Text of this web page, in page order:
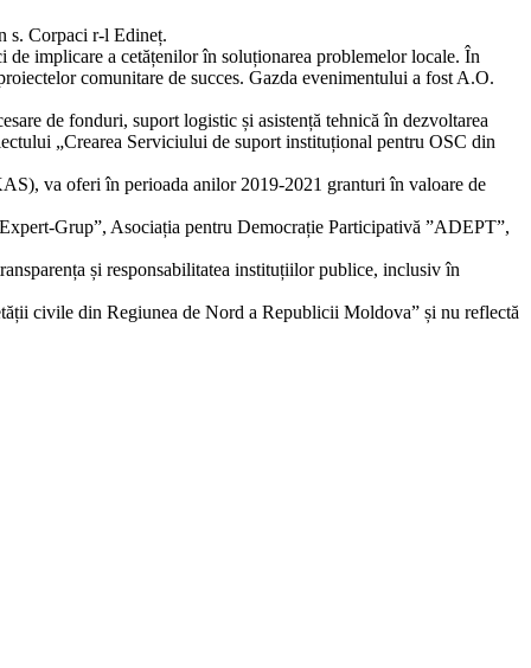
s. Corpaci r-l Edineț.
implicare a cetățenilor în soluționarea problemelor locale. În
comunitare de succes. Gazda evenimentului a fost A.O.
de fonduri, suport logistic și asistență tehnică în dezvoltarea
„Crearea Serviciului de suport instituțional pentru OSC din
va oferi în perioada anilor 2019-2021 granturi în valoare de
Grup”, Asociația pentru Democrație Participativă ”ADEPT”,
și responsabilitatea instituțiilor publice, inclusiv în
civile din Regiunea de Nord a Republicii Moldova” și nu reflectă